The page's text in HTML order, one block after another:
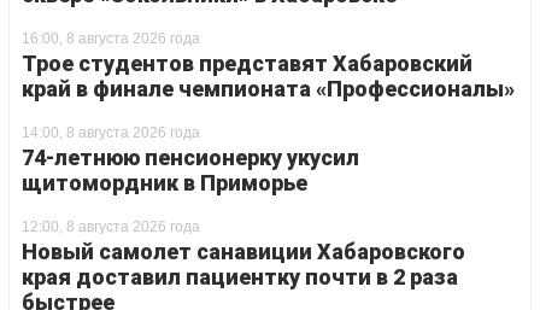
16:00, 8 августа 2026 года
Трое студентов представят Хабаровский
край в финале чемпионата «Профессионалы»
14:00, 8 августа 2026 года
74-летнюю пенсионерку укусил
щитомордник в Приморье
12:00, 8 августа 2026 года
Новый самолет санавиции Хабаровского
края доставил пациентку почти в 2 раза
быстрее